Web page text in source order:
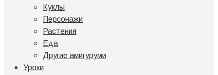
Куклы
Персонажи
Растения
Еда
Другие амигуруми
Уроки